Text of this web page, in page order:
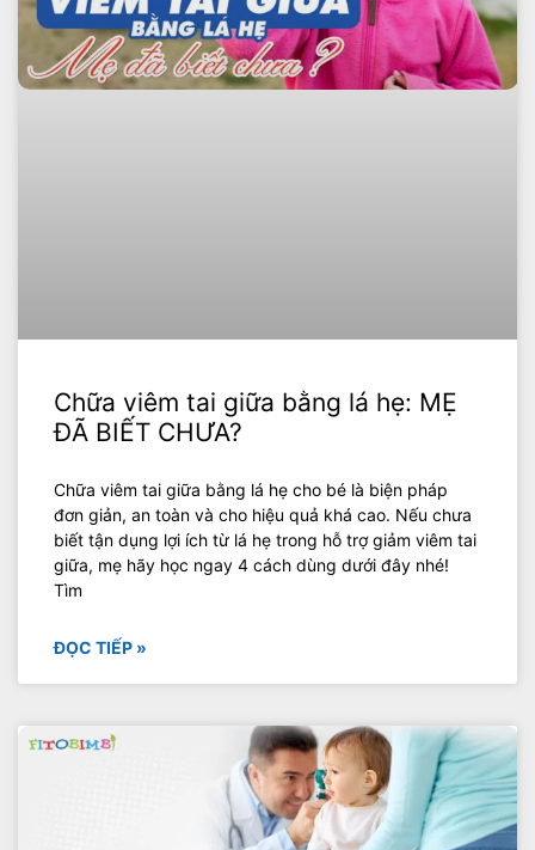
Chữa viêm tai giữa bằng lá hẹ: MẸ
ĐÃ BIẾT CHƯA?
Chữa viêm tai giữa bằng lá hẹ cho bé là biện pháp
đơn giản, an toàn và cho hiệu quả khá cao. Nếu chưa
biết tận dụng lợi ích từ lá hẹ trong hỗ trợ giảm viêm tai
giữa, mẹ hãy học ngay 4 cách dùng dưới đây nhé!
Tìm
ĐỌC TIẾP »